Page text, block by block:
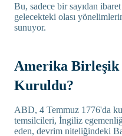
Bu, sadece bir sayıdan
gelecekteki olası
sunuyor.
Amerika Birleşik
Kuruldu?
ABD, 4 Temmuz 1776'da
temsilcileri, İngiliz
eden, devrim niteliğindeki